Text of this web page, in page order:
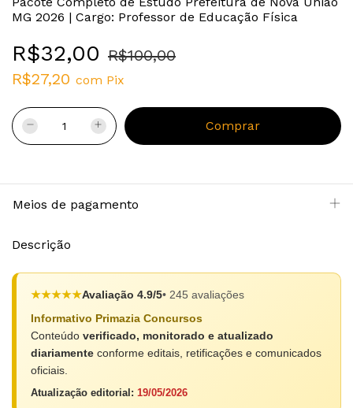
MG 2026 | Cargo: Professor de Educação Física
R$32,00 R$100,00
R$27,20 com Pix
Meios de pagamento
Descrição
★★★★★Avaliação 4.9/5• 245 avaliações
Informativo Primazia Concursos
Conteúdo verificado, monitorado e atualizado
diariamente conforme editais, retificações e comunicados
oficiais.
Atualização editorial: 19/05/2026